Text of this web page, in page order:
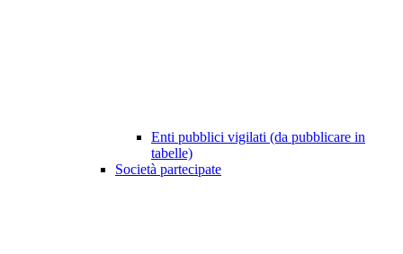
Enti pubblici vigilati (da pubblicare in
tabelle)
Società partecipate